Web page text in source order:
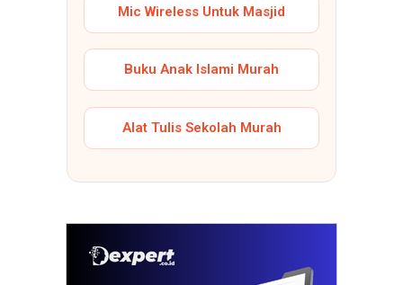
Mic Wireless Untuk Masjid
Buku Anak Islami Murah
Alat Tulis Sekolah Murah